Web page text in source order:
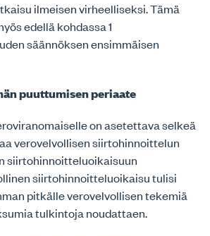
ilmeisen virheelliseksi. Tämä
edellä kohdassa 1
säännöksen ensimmäisen
puuttumisen periaate
on asetettava selkeä
verovelvollisen siirtohinnoittelun
siirtohinnoitteluoikaisuun
siirtohinnoitteluoikaisu tulisi
pitkälle verovelvollisen tekemiä
tulkintoja noudattaen.